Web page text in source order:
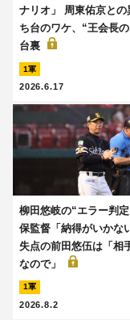
ナリオ」 周東佑京との
ち台のワケ、“王会長
台裏
1軍
2026.6.17
柳田悠岐の“エラー判
保監督「納得がいかな
失点の前田悠伍は「相
なので」
1軍
2026.8.2